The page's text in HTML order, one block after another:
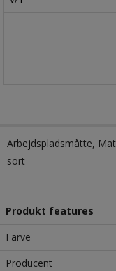
Arbejdspladsmåtte,
sort
Produkt features
Farve
Producent